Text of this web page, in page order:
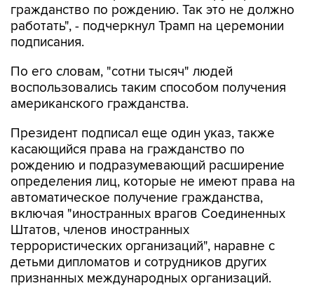
гражданство по рождению. Так это не должно
работать", - подчеркнул Трамп на церемонии
подписания.
По его словам, "сотни тысяч" людей
воспользовались таким способом получения
американского гражданства.
Президент подписал еще один указ, также
касающийся права на гражданство по
рождению и подразумевающий расширение
определения лиц, которые не имеют права на
автоматическое получение гражданства,
включая "иностранных врагов Соединенных
Штатов, членов иностранных
террористических организаций", наравне с
детьми дипломатов и сотрудников других
признанных международных организаций.